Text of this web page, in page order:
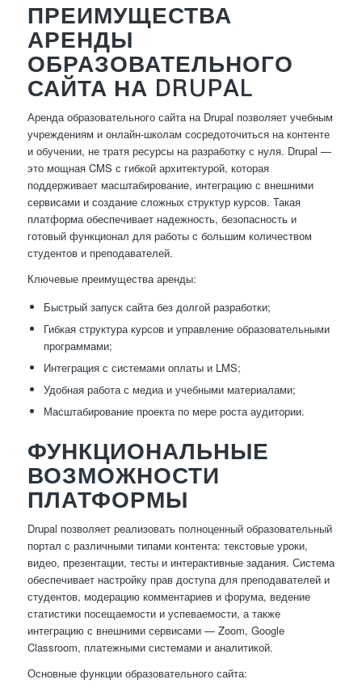
ПРЕИМУЩЕСТВА
АРЕНДЫ
ОБРАЗОВАТЕЛЬНОГО
САЙТА НА DRUPAL
Аренда образовательного сайта на Drupal позволяет учебным
учреждениям и онлайн-школам сосредоточиться на контенте
и обучении, не тратя ресурсы на разработку с нуля. Drupal —
это мощная CMS с гибкой архитектурой, которая
поддерживает масштабирование, интеграцию с внешними
сервисами и создание сложных структур курсов. Такая
платформа обеспечивает надежность, безопасность и
готовый функционал для работы с большим количеством
студентов и преподавателей.
Ключевые преимущества аренды:
Быстрый запуск сайта без долгой разработки;
Гибкая структура курсов и управление образовательными
программами;
Интеграция с системами оплаты и LMS;
Удобная работа с медиа и учебными материалами;
Масштабирование проекта по мере роста аудитории.
ФУНКЦИОНАЛЬНЫЕ
ВОЗМОЖНОСТИ
ПЛАТФОРМЫ
Drupal позволяет реализовать полноценный образовательный
портал с различными типами контента: текстовые уроки,
видео, презентации, тесты и интерактивные задания. Система
обеспечивает настройку прав доступа для преподавателей и
студентов, модерацию комментариев и форума, ведение
статистики посещаемости и успеваемости, а также
интеграцию с внешними сервисами — Zoom, Google
Classroom, платежными системами и аналитикой.
Основные функции образовательного сайта: